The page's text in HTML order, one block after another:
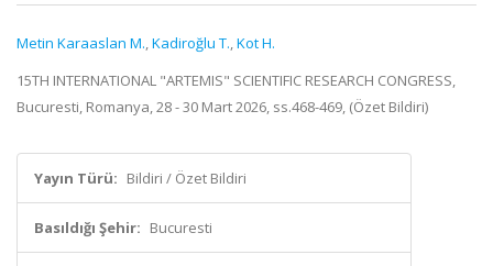
Metin Karaaslan M.,Kadiroğlu T.,Kot H.
15TH INTERNATIONAL "ARTEMIS" SCIENTIFIC RESEARCH CONGRESS,
Bucuresti, Romanya, 28 - 30 Mart 2026, ss.468-469, (Özet Bildiri)
Yayın Türü: Bildiri / Özet Bildiri
Basıldığı Şehir: Bucuresti